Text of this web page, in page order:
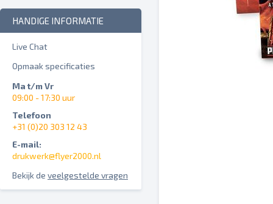
HANDIGE INFORMATIE
Live Chat
Opmaak specificaties
Ma t/m Vr
09:00 - 17:30 uur
Telefoon
+31 (0)20 303 12 43
E-mail:
drukwerk@flyer2000.nl
Bekijk de veelgestelde vragen